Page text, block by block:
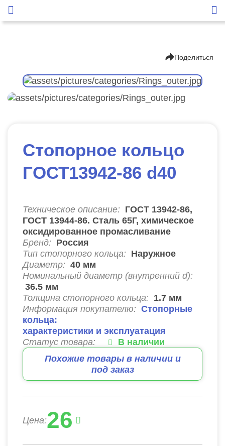
Поделиться
Стопорное кольцо
ГОСТ13942-86 d40
Техническое описание: ГОСТ 13942-86,
ГОСТ 13944-86. Сталь 65Г, химическое
оксидированное промасливание
Бренд: Россия
Тип стопорного кольца: Наружное
Диаметр: 40 мм
Номинальный диаметр (внутренний d):
36.5 мм
Толщина стопорного кольца: 1.7 мм
Информация покупателю: Стопорные
кольца:
характеристики и эксплуатация
Статус товара:
В наличии
Похожие товары в наличии и
под заказ
Цена:26